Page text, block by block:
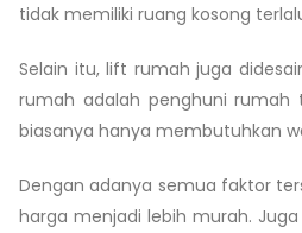
tidak memiliki ruang kosong
Selain itu, lift rumah juga
rumah adalah penghuni
biasanya hanya membutuhkan
Dengan adanya semua faktor
harga menjadi lebih murah.